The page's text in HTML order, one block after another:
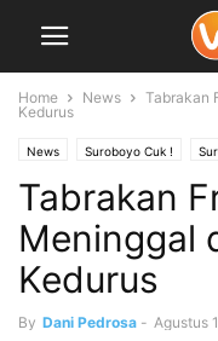
Home News
Tabrakan
Kedurus
News Suroboyo Cuk !
Tabrakan
Meninggal
Kedurus
By Dani Pedrosa - Agustus